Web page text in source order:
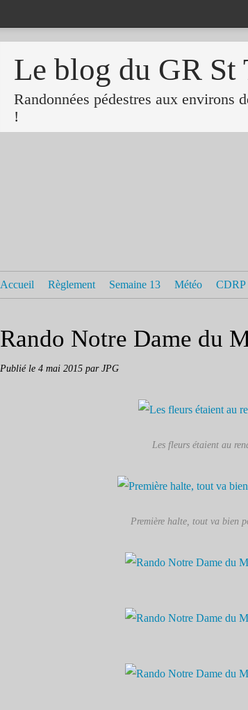
Le blog du GR St
Randonnées pédestres aux environs
!
Accueil Règlement Semaine 13 Météo CDRP
Rando Notre Dame du
Publié le 4 mai 2015 par JPG
Les fleurs étaient au
Première halte, tout va bien